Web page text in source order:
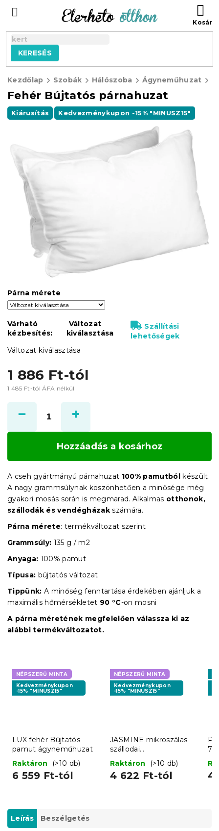
tartalomhoz
KERESÉS
Kezdőlap Szobák Hálószoba Ágyneműhuzat
Fehér Bújtatós párnahuzat
Kiárusítás Kedvezménykupon -15% "MINUSZ15"
1 886 Ft-tól
1 485 Ft-tól ÁFA nélkül
Változat kiválasztása
Párna mérete
Várható
kézbesítés:
Változat
kiválasztása
Szállítási
lehetőségek
Hozzáadás a kosárhoz
A cseh gyártmányú párnahuzat 100% pamutbólkészült.
A nagy grammsúlynak köszönhetően a minősége még
gyakori mosás során is megmarad. Alkalmas otthonok,
szállodák és vendégházak számára.
Párna mérete: termékváltozat szerint
Grammsúly: 135 g / m2
Anyaga: 100% pamut
Típusa: bújtatós változat
Tippünk: A minőség fenntartása érdekében ajánljuk a
maximális hőmérsékletet 90 °C-on mosni
A párna méretének megfelelően válassza ki az
alábbi termékváltozatot.
NÉPSZERŰ MINTA
Kedvezménykupon
-15% "MINUSZ15"
LUX fehér Bújtatós
pamut ágyneműhuzat
Raktáron
(>10 db)
6 559 Ft-tól
NÉPSZERŰ MINTA
Kedvezménykupon
-15% "MINUSZ15"
JASMINE mikroszálas
szállodai
ágyneműhuzat, fehér –
2 cm-es csíkos
Raktáron (>10 db)
4 622 Ft-tól
70
4
Leírás Beszélgetés